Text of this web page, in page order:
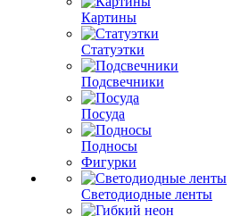
Картины
Статуэтки
Подсвечники
Посуда
Подносы
Фигурки
Светодиодные ленты